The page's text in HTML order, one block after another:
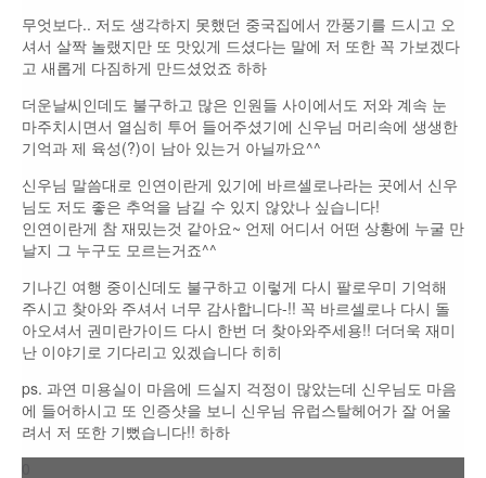
무엇보다.. 저도 생각하지 못했던 중국집에서 깐풍기를 드시고 오
셔서 살짝 놀랬지만 또 맛있게 드셨다는 말에 저 또한 꼭 가보겠다
고 새롭게 다짐하게 만드셨었죠 하하
더운날씨인데도 불구하고 많은 인원들 사이에서도 저와 계속 눈
마주치시면서 열심히 투어 들어주셨기에 신우님 머리속에 생생한
기억과 제 육성(?)이 남아 있는거 아닐까요^^
신우님 말씀대로 인연이란게 있기에 바르셀로나라는 곳에서 신우
님도 저도 좋은 추억을 남길 수 있지 않았나 싶습니다!
인연이란게 참 재밌는것 같아요~ 언제 어디서 어떤 상황에 누굴 만
날지 그 누구도 모르는거죠^^
기나긴 여행 중이신데도 불구하고 이렇게 다시 팔로우미 기억해
주시고 찾아와 주셔서 너무 감사합니다-!! 꼭 바르셀로나 다시 돌
아오셔서 권미란가이드 다시 한번 더 찾아와주세용!! 더더욱 재미
난 이야기로 기다리고 있겠습니다 히히
ps. 과연 미용실이 마음에 드실지 걱정이 많았는데 신우님도 마음
에 들어하시고 또 인증샷을 보니 신우님 유럽스탈헤어가 잘 어울
려서 저 또한 기뻤습니다!! 하하